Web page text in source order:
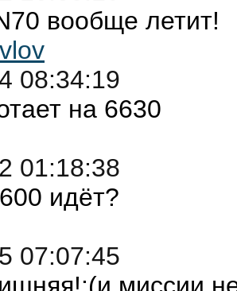
вообще летит!
08:34:19
на 6630
01:18:38
идёт?
07:07:45